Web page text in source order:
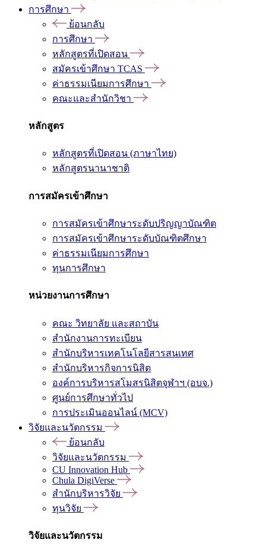
การศึกษา
ย้อนกลับ
การศึกษา
หลักสูตรที่เปิดสอน
สมัครเข้าศึกษา TCAS
ค่าธรรมเนียมการศึกษา
คณะและสำนักวิชา
หลักสูตร
หลักสูตรที่เปิดสอน (ภาษาไทย)
หลักสูตรนานาชาติ
การสมัครเข้าศึกษา
การสมัครเข้าศึกษาระดับปริญญาบัณฑิต
การสมัครเข้าศึกษาระดับบัณฑิตศึกษา
ค่าธรรมเนียมการศึกษา
ทุนการศึกษา
หน่วยงานการศึกษา
คณะ วิทยาลัย และสถาบัน
สำนักงานการทะเบียน
สำนักบริหารเทคโนโลยีสารสนเทศ
สำนักบริหารกิจการนิสิต
องค์การบริหารสโมสรนิสิตจุฬาฯ (อบจ.)
ศูนย์การศึกษาทั่วไป
การประเมินออนไลน์ (MCV)
วิจัยและนวัตกรรม
ย้อนกลับ
วิจัยและนวัตกรรม
CU Innovation Hub
Chula DigiVerse
สำนักบริหารวิจัย
ทุนวิจัย
วิจัยและนวัตกรรม